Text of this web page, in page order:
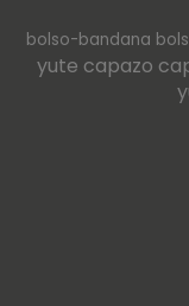
bolso-bandana
yute capazo